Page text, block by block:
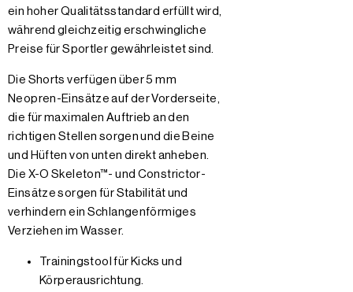
ein hoher Qualitätsstandard erfüllt wird,
während gleichzeitig erschwingliche
Preise für Sportler gewährleistet sind.
Die Shorts verfügen über 5 mm
Neopren-Einsätze auf der Vorderseite,
die für maximalen Auftrieb an den
richtigen Stellen sorgen und die Beine
und Hüften von unten direkt anheben.
Die X-O Skeleton™- und Constrictor-
Einsätze sorgen für Stabilität und
verhindern ein Schlangenförmiges
Verziehen im Wasser.
Trainingstool für Kicks und
Körperausrichtung.